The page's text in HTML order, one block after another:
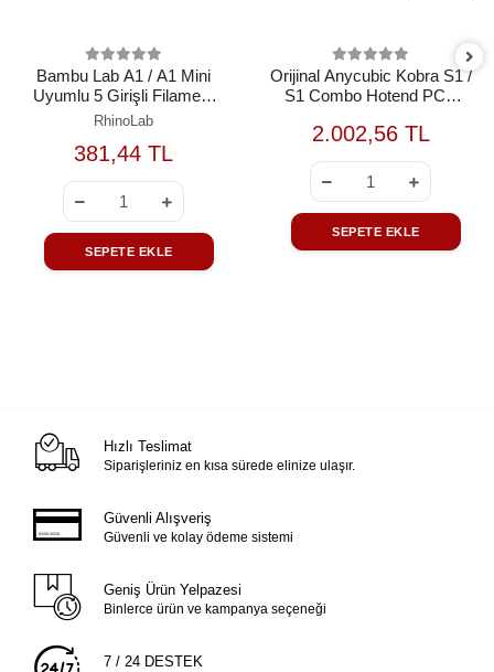
Bambu Lab A1 / A1 Mini
Uyumlu 5 Girişli Filament
Hub
RhinoLab
381,44 TL
SEPETE EKLE
Orijinal Anycubic Kobra S1 /
S1 Combo Hotend PCB
2.002,56 TL
SEPETE EKLE
Hızlı Teslimat
Siparişleriniz en kısa sürede elinize ulaşır.
Güvenli Alışveriş
Güvenli ve kolay ödeme sistemi
Geniş Ürün Yelpazesi
Binlerce ürün ve kampanya seçeneği
7 / 24 DESTEK